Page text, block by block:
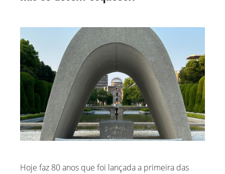
Hoje faz 80 anos que foi lançada a primeira das